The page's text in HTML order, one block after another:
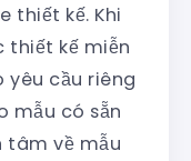
thiết kế. Khi
thiết kế miễn
yêu cầu riêng
mẫu có sẵn
tâm về mẫu